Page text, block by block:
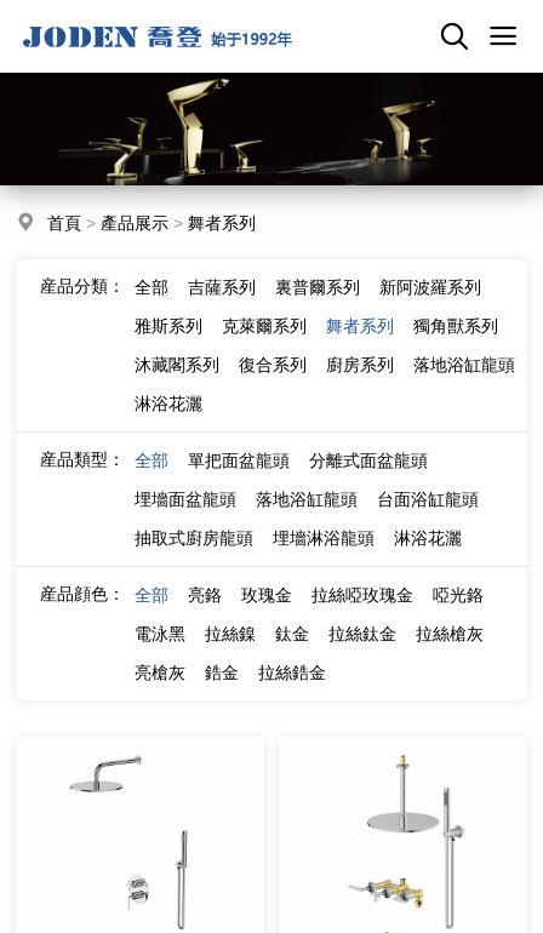
首頁 > 產品展示 >舞者系列
産品分類： 全部 吉薩系列 裏普爾系列
新阿波羅系列
雅斯系列
克萊爾系列 舞者系列
獨角獸系列
沐藏閣系列
復合系列 廚房系列
落地浴缸龍頭
淋浴花灑
産品類型： 全部 單把面盆龍頭
分離式面盆龍頭
埋墻面盆龍頭
落地浴缸龍頭
台面浴缸龍頭
抽取式廚房龍頭
埋墻淋浴龍頭 淋浴花灑
産品顔色： 全部 亮鉻 玫瑰金 拉絲啞玫瑰金
啞光鉻
電泳黑
拉絲鎳 鈦金 拉絲鈦金
拉絲槍灰
亮槍灰
鋯金 拉絲鋯金